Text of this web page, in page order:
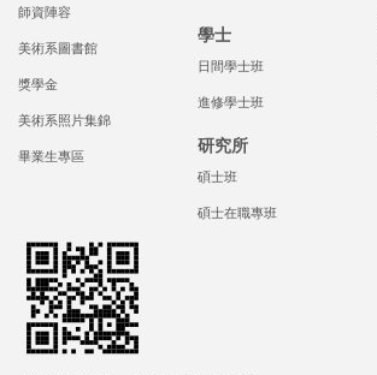
師資陣容
美術系圖書館
獎學金
美術系照片集錦
畢業生專區
學士
日間學士班
進修學士班
研究所
碩士班
碩士在職專班